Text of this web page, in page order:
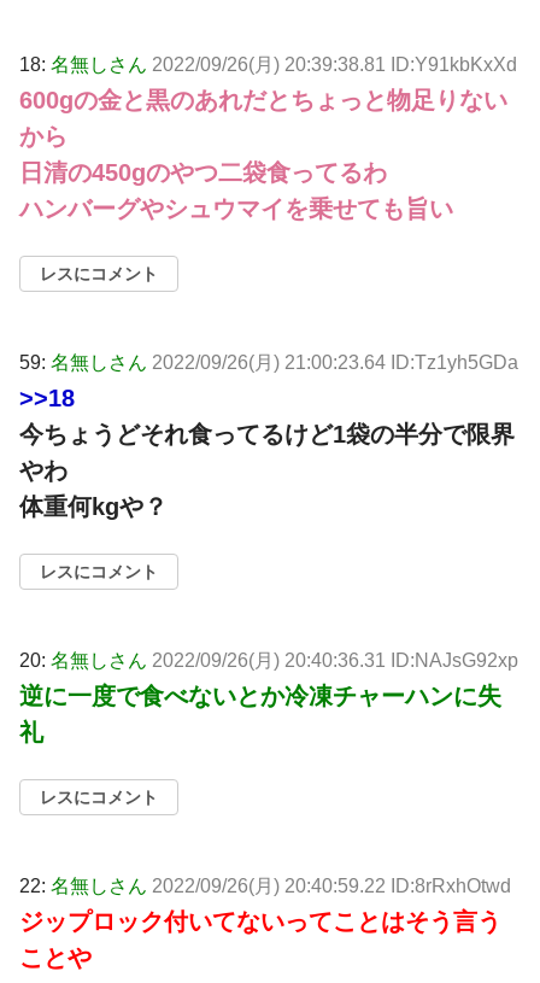
18: 名無しさん 2022/09/26(月) 20:39:38.81 ID:Y91kbKxXd
600gの金と黒のあれだとちょっと物足りない
から
日清の450gのやつ二袋食ってるわ
ハンバーグやシュウマイを乗せても旨い
レスにコメント
59: 名無しさん 2022/09/26(月) 21:00:23.64 ID:Tz1yh5GDa
>>18
今ちょうどそれ食ってるけど1袋の半分で限界
やわ
体重何kgや？
レスにコメント
20: 名無しさん 2022/09/26(月) 20:40:36.31 ID:NAJsG92xp
逆に一度で食べないとか冷凍チャーハンに失
礼
レスにコメント
22: 名無しさん 2022/09/26(月) 20:40:59.22 ID:8rRxhOtwd
ジップロック付いてないってことはそう言う
ことや